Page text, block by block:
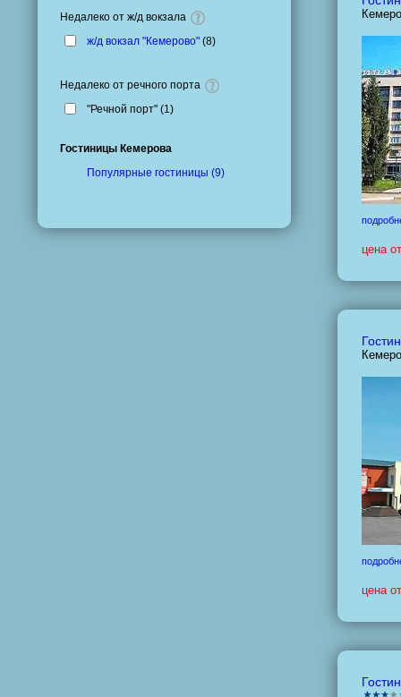
Недалеко от ж/д вокзала
ж/д вокзал "Кемерово" (8)
Недалеко от речного порта
"Речной порт" (1 )
Гостиницы Кемерова
Популярные гостиницы (9)
цена
цена